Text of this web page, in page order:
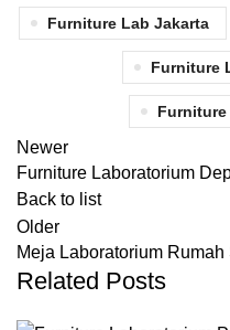
Furniture Lab Jakarta
Furniture
Furniture
Newer
Furniture Laboratorium
Back to list
Older
Meja Laboratorium Rumah
Related Posts